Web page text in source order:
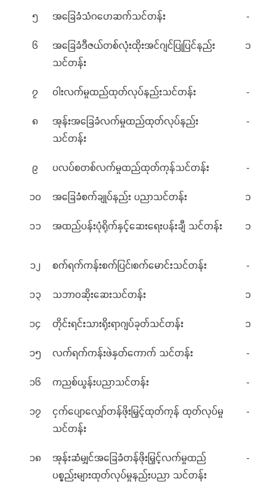
၅ အခြေခံသံဂဟေဆက်သင်တန်း -
၆
အခြေခံဒီဇယ်တစ်လုံးထိုးအင်ဂျင်ပြုပြင်နည်း
သင်တန်း
၁
၇ ဝါးလက်မှုထည်ထုတ်လုပ်နည်းသင်တန်း -
၈
အုန်းအခြေခံလက်မှုထည်ထုတ်လုပ်နည်း
သင်တန်း
-
၉ ပလပ်စတစ်လက်မှုထည်ထုတ်ကုန်သင်တန်း -
၁၀ အခြေခံစက်ချုပ်နည်း ပညာသင်တန်း ၁
၁၁ အထည်ပန်းပုံရိုက်နှင့်ဆေးရေးပန်းချီ သင်တန်း ၁
၁၂ စက်ရက်ကန်းစက်ပြင်၊စက်မောင်းသင်တန်း -
၁၃ သဘာဝဆိုးဆေးသင်တန်း ၁
၁၄ တိုင်းရင်းသားရိုးရာဂျပ်ခုတ်သင်တန်း ၁
၁၅ လက်ရက်ကန်းဖဲနှတ်ကောက် သင်တန်း -
၁၆ ကညစ်ယွန်းပညာသင်တန်း -
၁၇
ငှက်ပျောလျှော်တန်ဖိုးမြှင့်ထုတ်ကုန် ထုတ်လုပ်မှု
သင်တန်း
-
၁၈
အုန်းဆံမျှင်အခြေခံတန်ဖိုးမြှင့်လက်မှုထည်
ပစ္စည်းများထုတ်လုပ်မှုနည်းပညာ သင်တန်း
-